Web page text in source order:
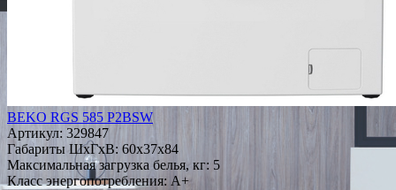
BEKO RGS 585 P2BSW
Артикул: 329847
Габариты ШxГxВ: 60x37x84
Максимальная загрузка белья, кг: 5
Класс энергопотребления: A+